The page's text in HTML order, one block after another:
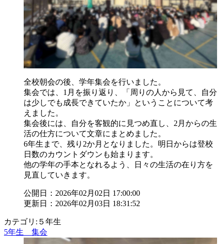
全校朝会の後、学年集会を行いました。
集会では、1月を振り返り、「周りの人から見て、自分
は少しでも成長できていたか」ということについて考
えました。
集会後には、自分を客観的に見つめ直し、2月からの生
活の仕方について文章にまとめました。
6年生まで、残り2か月となりました。明日からは登校
日数のカウントダウンも始まります。
他の学年の手本となれるよう、日々の生活の在り方を
見直していきます。
公開日：2026年02月02日 17:00:00
更新日：2026年02月03日 18:31:52
カテゴリ:５年生
5年生 集会